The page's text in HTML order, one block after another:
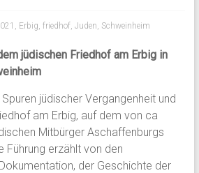
, Erbig, friedhof, Juden, Schweinheim
jüdischen Friedhof am Erbig in
jüdischer Vergangenheit und
am Erbig, auf dem von ca
Mitbürger Aschaffenburgs
Führung erzählt von den
der Geschichte der